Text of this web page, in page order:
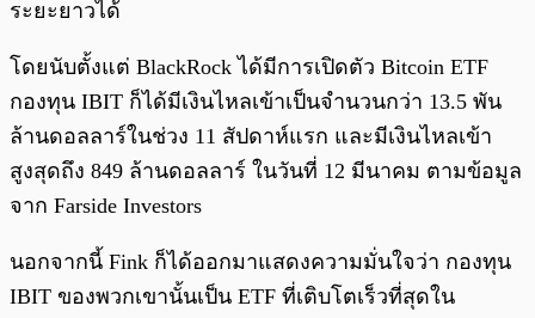
ระยะยาวได้
โดยนับตั้งแต่ BlackRock ได้มีการเปิดตัว Bitcoin ETF
กองทุน IBIT ก็ได้มีเงินไหลเข้าเป็นจำนวนกว่า 13.5 พัน
ล้านดอลลาร์ในช่วง 11 สัปดาห์แรก และมีเงินไหลเข้า
สูงสุดถึง 849 ล้านดอลลาร์ ในวันที่ 12 มีนาคม ตามข้อมูล
จาก Farside Investors
นอกจากนี้ Fink ก็ได้ออกมาแสดงความมั่นใจว่า กองทุน
IBIT ของพวกเขานั้นเป็น ETF ที่เติบโตเร็วที่สุดใน